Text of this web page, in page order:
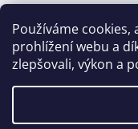
Používáme
prohlížení webu a
zlepšovali, výkon a